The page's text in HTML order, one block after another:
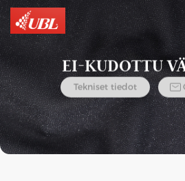
EI-KUDOTTU
Tekniset tiedot 